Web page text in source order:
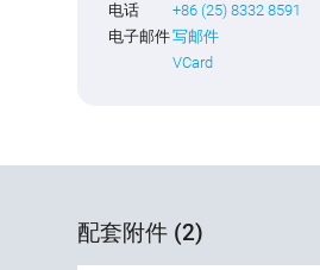
电话
+86 (25) 8332 8591
电子邮件写邮件
VCard
配套附件 (2)